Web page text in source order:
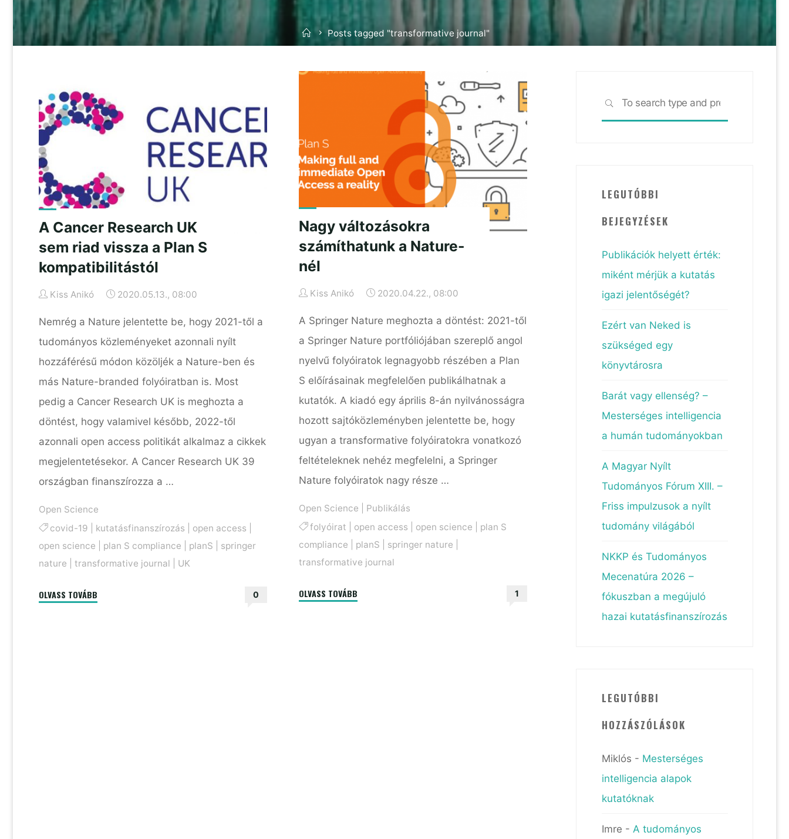
HomePosts tagged "transformative journal"
A Cancer Research UK
sem riad vissza a Plan S
kompatibilitástól
Kiss Anikó 2020.05.13., 08:00
Nemrég a Nature jelentette be, hogy 2021-től a
tudományos közleményeket azonnali nyílt
hozzáférésű módon közöljék a Nature-ben és
más Nature-branded folyóiratban is. Most
pedig a Cancer Research UK is meghozta a
döntést, hogy valamivel később, 2022-től
azonnali open access politikát alkalmaz a cikkek
megjelentetésekor. A Cancer Research UK 39
országban finanszírozza a …
Open Science
covid-19
kutatásfinanszírozás open access
open science
plan S compliance planS
springer
nature
transformative journal UK
OLVASS TOVÁBB 0
Nagy változásokra
számíthatunk a Nature-
nél
Kiss Anikó 2020.04.22., 08:00
A Springer Nature meghozta a döntést: 2021-től
a Springer Nature portfóliójában szereplő angol
nyelvű folyóiratok legnagyobb részében a Plan
S előírásainak megfelelően publikálhatnak a
kutatók. A kiadó egy április 8-án nyilvánosságra
hozott sajtóközleményben jelentette be, hogy
ugyan a transformative folyóiratokra vonatkozó
feltételeknek nehéz megfelelni, a Springer
Nature folyóiratok nagy része …
Open Science
Publikálás
folyóirat
open access open science
plan S
compliance
planS springer nature
transformative journal
OLVASS TOVÁBB"Nagy
1
SEARCH
LEGUTÓBBI
BEJEGYZÉSEK
Publikációk helyett érték:
miként mérjük a kutatás
igazi jelentőségét?
Ezért van Neked is
szükséged egy
könyvtárosra
Barát vagy ellenség? –
Mesterséges intelligencia
a humán tudományokban
A Magyar Nyílt
Tudományos Fórum XIII. –
Friss impulzusok a nyílt
tudomány világából
NKKP és Tudományos
Mecenatúra 2026 –
fókuszban a megújuló
hazai kutatásfinanszírozás
LEGUTÓBBI
HOZZÁSZÓLÁSOK
Miklós - Mesterséges
intelligencia alapok
kutatóknak
Imre - A tudományos